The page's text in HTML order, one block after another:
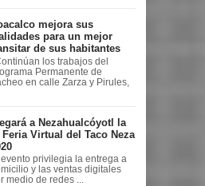
mejora sus
para un mejor
de sus habitantes
los trabajos del
Permanente de
en calle Zarza y Pirules,
a Nezahualcóyotl la
Feria Virtual del Taco Neza
evento privilegia la entrega a
y las ventas digitales
medio de redes ...